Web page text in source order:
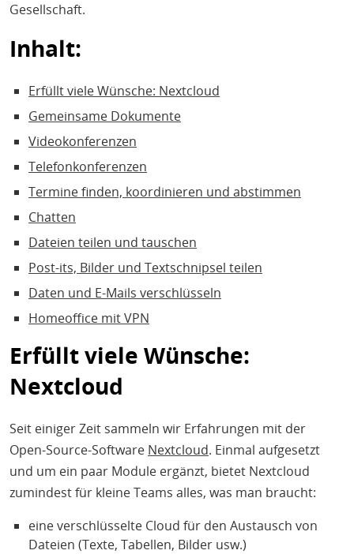
Gesellschaft.
Inhalt:
Erfüllt viele Wünsche: Nextcloud
Gemeinsame Dokumente
Videokonferenzen
Telefonkonferenzen
Termine finden, koordinieren und abstimmen
Chatten
Dateien teilen und tauschen
Post-its, Bilder und Textschnipsel teilen
Daten und E-Mails verschlüsseln
Homeoffice mit VPN
Erfüllt viele Wünsche:
Nextcloud
Seit einiger Zeit sammeln wir Erfahrungen mit der
Open-Source-Software Nextcloud. Einmal aufgesetzt
und um ein paar Module ergänzt, bietet Nextcloud
zumindest für kleine Teams alles, was man braucht:
eine verschlüsselte Cloud für den Austausch von
Dateien (Texte, Tabellen, Bilder usw.)